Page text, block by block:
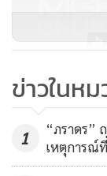
เน้นความเป็นสา
กรอบในการทำง
บรรจุอำนาจหน้า
ปรองดองแห่งชา
ประชาชน มีเพีย
ความคิดเห็นเท่า
ข่าวในห
1
“ภราดร”
เหตุการณ์